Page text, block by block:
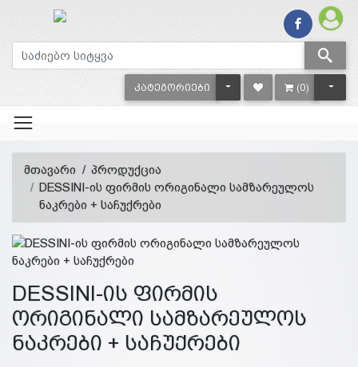
ᲙᲐᲢᲔᲒᲝᲠᲘᲔᲑᲘ TOGGLE DROPDOWN
(0)
მთავარი
პროდუქცია
DESSINI-ის ფირმის ორიგინალი სამზარეულოს
ნაკრები + საჩუქრები
DESSINI-ის ფირმის
ორიგინალი სამზარეულოს
ნაკრები + საჩუქრები